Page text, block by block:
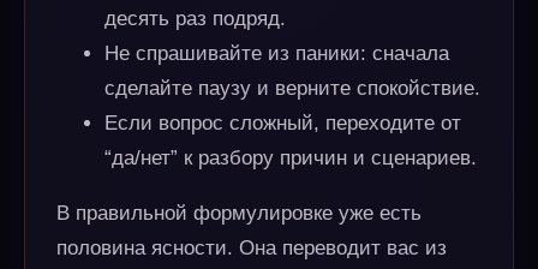
десять раз подряд.
Не спрашивайте из паники: сначала
сделайте паузу и верните спокойствие.
Если вопрос сложный, переходите от
“да/нет” к разбору причин и сценариев.
В правильной формулировке уже есть
половина ясности. Она переводит вас из